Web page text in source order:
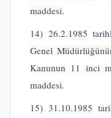
maddesi.
14) 26.2.1985
Genel
Kanunun 11 inci
maddesi.
15) 31.10.1985